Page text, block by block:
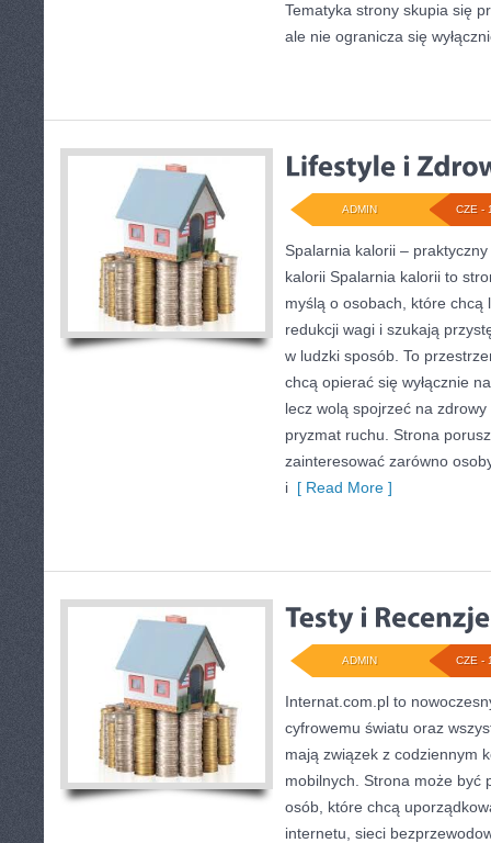
Tematyka strony skupia się
ale nie ogranicza się
CZE -
ADMIN
Spalarnia kalorii –
kalorii Spalarnia kalorii to
myślą o osobach, które chcą
redukcji wagi i szukają
w ludzki sposób. To
chcą opierać się wyłącznie
lecz wolą spojrzeć na
pryzmat ruchu. Strona
zainteresować zarówno
i [ Read More ]
CZE -
ADMIN
Internat.com.pl to
cyfrowemu światu oraz
mają związek z codziennym
mobilnych. Strona może być
osób, które chcą
internetu, sieci